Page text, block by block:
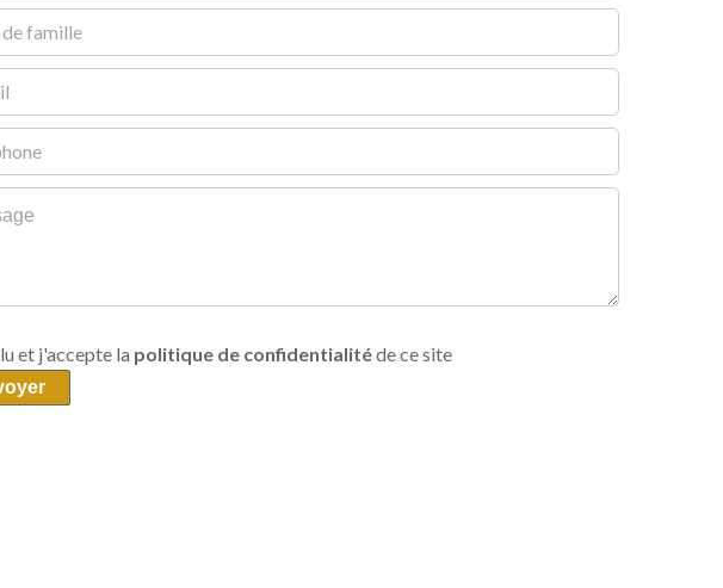
lu et j'accepte la politique de confidentialitéde ce site